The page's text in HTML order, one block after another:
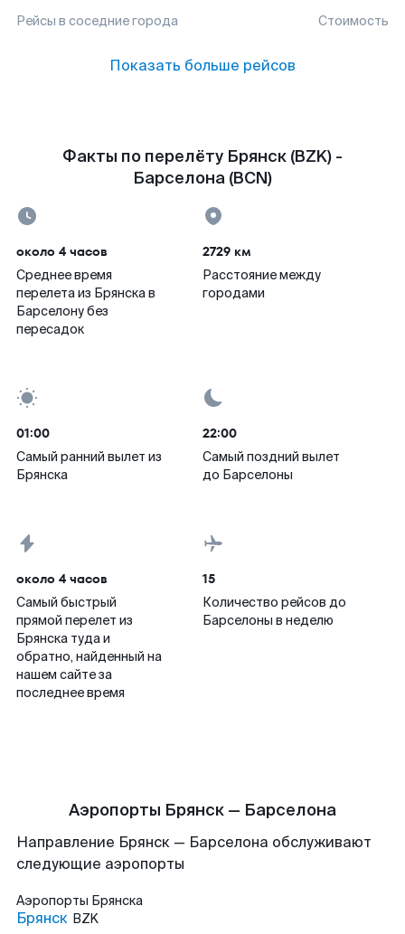
Рейсы в соседние города Стоимость
Показать больше рейсов
Факты по перелёту Брянск (BZK) -
Барселона (BCN)
около 4 часов
Среднее время
перелета из Брянска в
Барселону без
пересадок
2729 км
Расстояние между
городами
01:00
Самый ранний вылет из
Брянска
22:00
Самый поздний вылет
до Барселоны
около 4 часов
Самый быстрый
прямой перелет из
Брянска туда и
обратно, найденный на
нашем сайте за
последнее время
15
Количество рейсов до
Барселоны в неделю
Аэропорты Брянск — Барселона
Направление Брянск — Барселона обслуживают
следующие аэропорты
Аэропорты Брянска
Брянск BZK